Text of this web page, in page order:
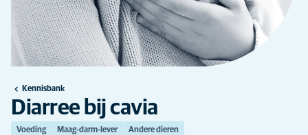
Kennisbank
Diarree bij cavia
Voeding Maag-darm-lever Andere dieren